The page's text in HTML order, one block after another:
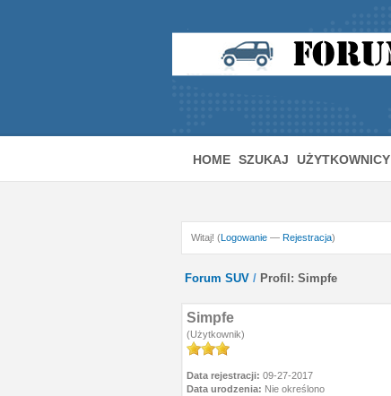
HOME SZUKAJ UŻYTKOWNICY
Witaj! (Logowanie— Rejestracja)
Forum SUV / Profil: Simpfe
Simpfe
(Użytkownik)
Data rejestracji: 09-27-2017
Data urodzenia: Nie określono